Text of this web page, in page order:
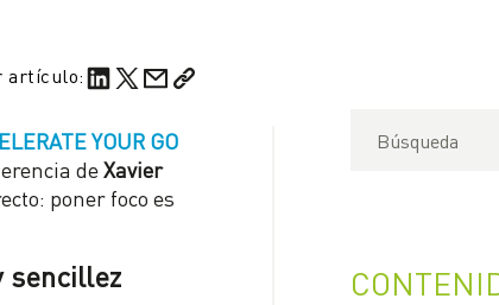
artículo:
YOUR GO
deXavier
poner foco es
sencillez